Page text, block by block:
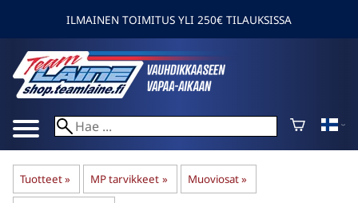
ILMAINEN TOIMITUS YLI 250€ TILAUKSISSA
Tuotteet‪» MP tarvikkeet ‪» Muoviosat‪»